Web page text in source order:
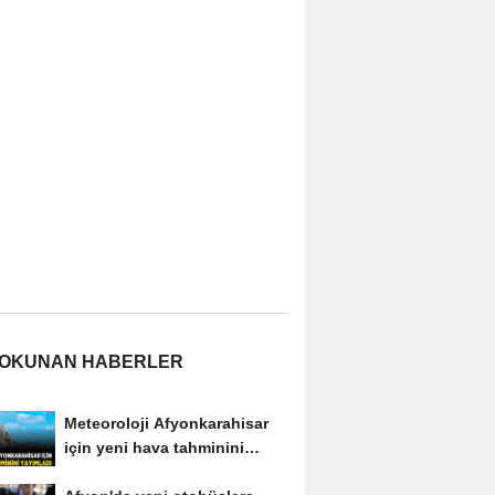
HABERLER
Meteoroloji Afyonkarahisar
için yeni hava tahminini